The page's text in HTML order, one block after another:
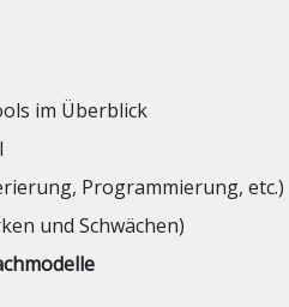
im Überblick
Programmierung, etc.)
und Schwächen)